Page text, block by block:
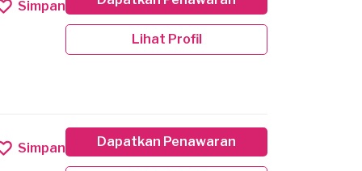
Simpan
Lihat Profil
Simpan Dapatkan Penawaran